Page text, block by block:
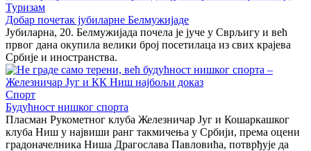
Туризам
Добар почетак јубиларне Белмужијаде
Јубиларна, 20. Белмужијада почела је јуче у Сврљигу и већ
првог дана окупила велики број посетилаца из свих крајева
Србије и иностранства.
Спорт
Будућност нишког спорта
Пласман Рукометног клуба Железничар Југ и Кошаркашког
клуба Ниш у највиши ранг такмичења у Србији, према оцени
градоначелника Ниша Драгослава Павловића, потврђује да